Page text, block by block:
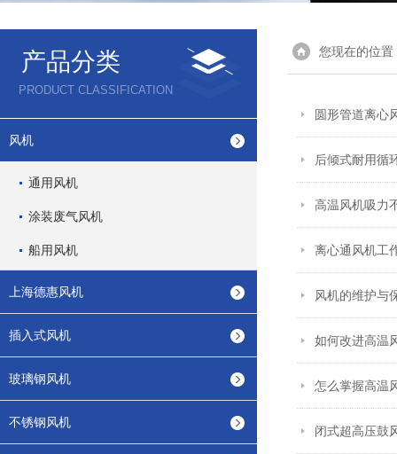
产品分类
PRODUCT CLASSIFICATION
风机
通用风机
涂装废气风机
船用风机
上海德惠风机
插入式风机
玻璃钢风机
不锈钢风机
您现在的位置
圆形管道离心
后倾式耐用循
高温风机吸力
离心通风机工
风机的维护与
如何改进高温
怎么掌握高温
闭式超高压鼓